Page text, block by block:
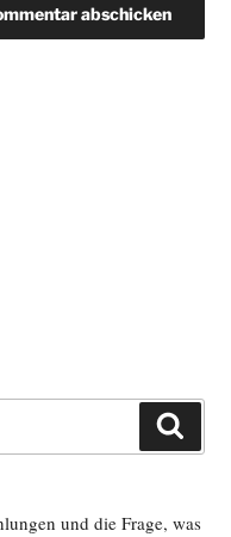
und die Frage, was